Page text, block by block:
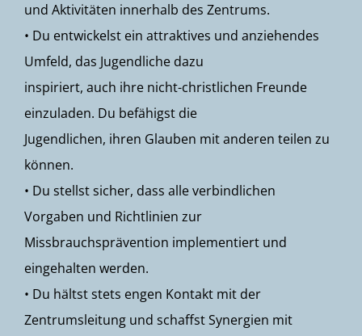
und Aktivitäten innerhalb des Zentrums.
• Du entwickelst ein attraktives und anziehendes
Umfeld, das Jugendliche dazu
inspiriert, auch ihre nicht-christlichen Freunde
einzuladen. Du befähigst die
Jugendlichen, ihren Glauben mit anderen teilen zu
können.
• Du stellst sicher, dass alle verbindlichen
Vorgaben und Richtlinien zur
Missbrauchsprävention implementiert und
eingehalten werden.
• Du hältst stets engen Kontakt mit der
Zentrumsleitung und schaffst Synergien mit